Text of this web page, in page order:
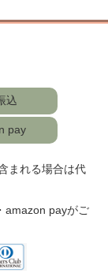
込
pay
まれる場合は代
amazon payがご